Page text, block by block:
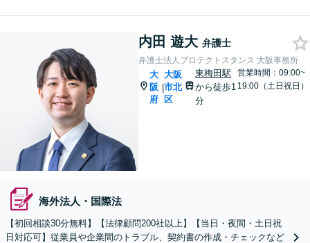
内田 遊大 弁護士
弁護士法人プロテクトスタンス 大阪事務所
大
阪
府
|
大阪
市北
区
東梅田駅
から徒歩1
分
営業時間：09:00~
19:00（土日祝日）
海外法人・国際法
【初回相談30分無料】【法律顧問200社以上】【当日・夜間・土日祝
日対応可】従業員や企業間のトラブル、契約書の作成・チェックなど